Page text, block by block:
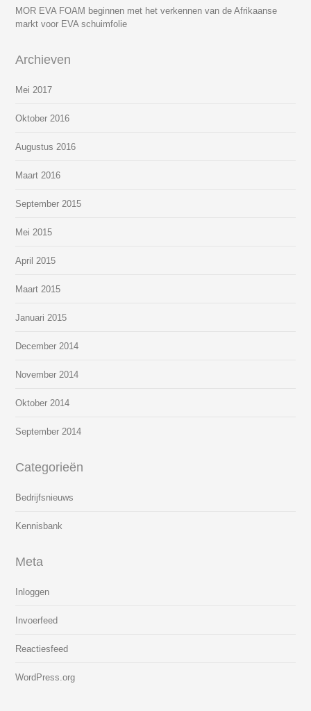
MOR EVA FOAM beginnen met het verkennen van de Afrikaanse
markt voor EVA schuimfolie
Archieven
Mei 2017
Oktober 2016
Augustus 2016
Maart 2016
September 2015
Mei 2015
April 2015
Maart 2015
Januari 2015
December 2014
November 2014
Oktober 2014
September 2014
Categorieën
Bedrijfsnieuws
Kennisbank
Meta
Inloggen
Invoerfeed
Reactiesfeed
WordPress.org